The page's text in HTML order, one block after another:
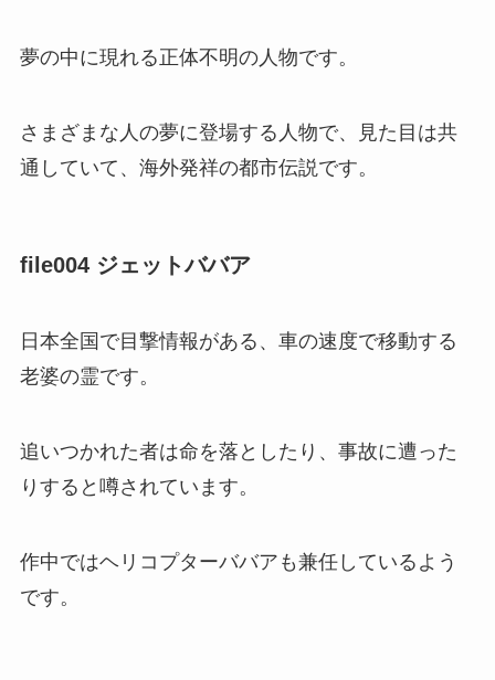
夢の中に現れる正体不明の人物です。
さまざまな人の夢に登場する人物で、見た目は共
通していて、海外発祥の都市伝説です。
file004 ジェットババア
日本全国で目撃情報がある、車の速度で移動する
老婆の霊です。
追いつかれた者は命を落としたり、事故に遭った
りすると噂されています。
作中ではヘリコプターババアも兼任しているよう
です。